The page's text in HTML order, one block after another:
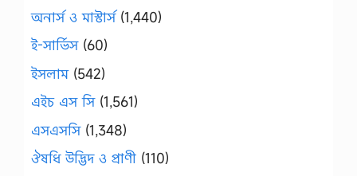
অনার্স ও মাস্টার্স(1,440)
ই-সার্ভিস(60)
ইসলাম(542)
এইচ এস সি(1,561)
এসএসসি(1,348)
ঔষধি উদ্ভিদ ও প্রাণী (110)